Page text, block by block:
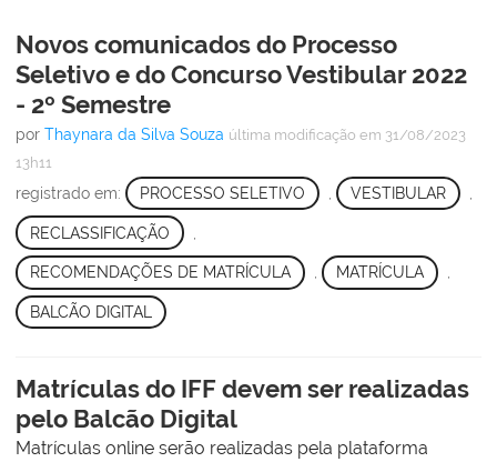
Novos comunicados do Processo
Seletivo e do Concurso Vestibular 2022
- 2º Semestre
por Thaynara da Silva Souza última modificação em 31/08/2023
13h11
registrado em: PROCESSO SELETIVO VESTIBULAR
RECLASSIFICAÇÃO
RECOMENDAÇÕES DE MATRÍCULA , MATRÍCULA ,
BALCÃO DIGITAL
Matrículas do IFF devem ser realizadas
pelo Balcão Digital
Matrículas online serão realizadas pela plataforma